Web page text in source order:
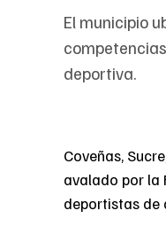
El municipio
deportiva.
Coveñas,
avalado por la
deportistas de